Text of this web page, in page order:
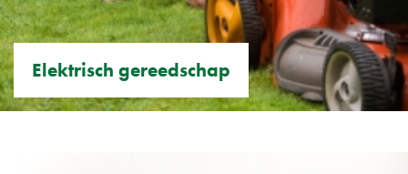
Elektrisch gereedschap